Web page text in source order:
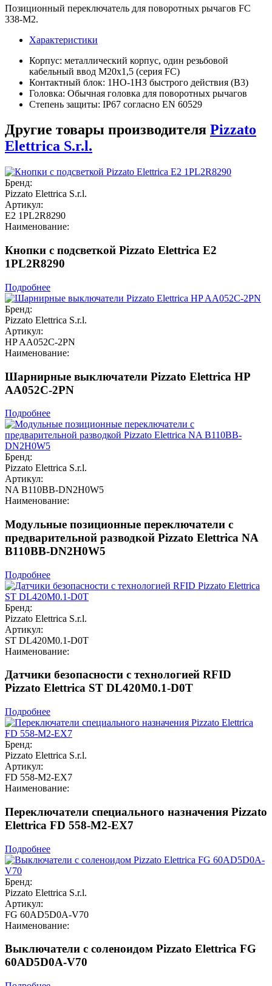
Позиционный переключатель для поворотных рычагов FC
338-M2.
Характеристики
Корпус: металлический корпус, один резьбовой
кабельный ввод M20x1,5 (серия FC)
Контактный блок: 1НО-1НЗ быстрого действия (В3)
Головка: Обычная головка для поворотных рычагов
Степень защиты: IP67 согласно EN 60529
Другие товары производителя Pizzato
Elettrica S.r.l.
Бренд:
Pizzato Elettrica S.r.l.
Артикул:
E2 1PL2R8290
Наименование:
Кнопки с подсветкой Pizzato Elettrica E2
1PL2R8290
Подробнее
Бренд:
Pizzato Elettrica S.r.l.
Артикул:
HP AA052C-2PN
Наименование:
Шарнирные выключатели Pizzato Elettrica HP
AA052C-2PN
Подробнее
Бренд:
Pizzato Elettrica S.r.l.
Артикул:
NA B110BB-DN2H0W5
Наименование:
Модульные позиционные переключатели с
предварительной разводкой Pizzato Elettrica NA
B110BB-DN2H0W5
Подробнее
Бренд:
Pizzato Elettrica S.r.l.
Артикул:
ST DL420M0.1-D0T
Наименование:
Датчики безопасности с технологией RFID
Pizzato Elettrica ST DL420M0.1-D0T
Подробнее
Бренд:
Pizzato Elettrica S.r.l.
Артикул:
FD 558-M2-EX7
Наименование:
Переключатели специального назначения Pizzato
Elettrica FD 558-M2-EX7
Подробнее
Бренд:
Pizzato Elettrica S.r.l.
Артикул:
FG 60AD5D0A-V70
Наименование:
Выключатели с соленоидом Pizzato Elettrica FG
60AD5D0A-V70